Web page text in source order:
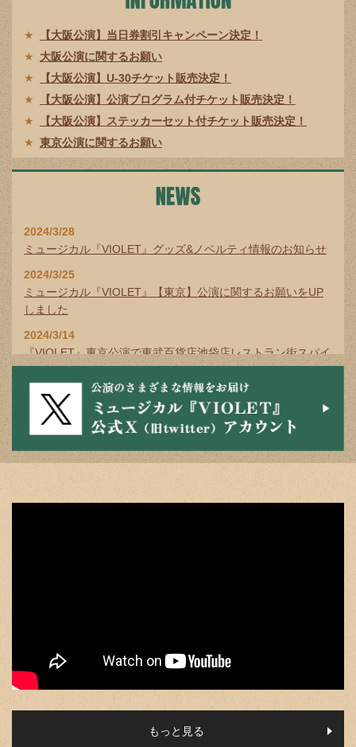
【大阪公演】当日券割引キャンペーン決定！
大阪公演に関するお願い
【大阪公演】U-30チケット販売決定！
【大阪公演】公演プログラム付チケット販売決定！
【大阪公演】ステッカーセット付チケット販売決定！
東京公演に関するお願い
作品紹介はこちら！
2024/2/10(土)一般発売開始
2024/3/28
ミュージカル『VIOLET』グッズ&ノベルティ情報のお知らせ
2024/3/25
ミュージカル『VIOLET』【東京】公演に関するお願いをUP
しました
2024/3/14
『VIOLET』東京公演で東武百貨店池袋店レストラン街スパイ
スで使える飲食券付チケット発売決定！
2024/2/26
ミュージカル『VIOLET』制作発表会見実施のお知らせ
2024/2/22
ミュージカル『VIOLET』(東京)期間限定でドリンク付きチケ
ットの販売が決定！※一部対象外日程・座席条件有
劇場、宮城・仙台電力ホールにて上演決定！
2023/11/29
もっと見る